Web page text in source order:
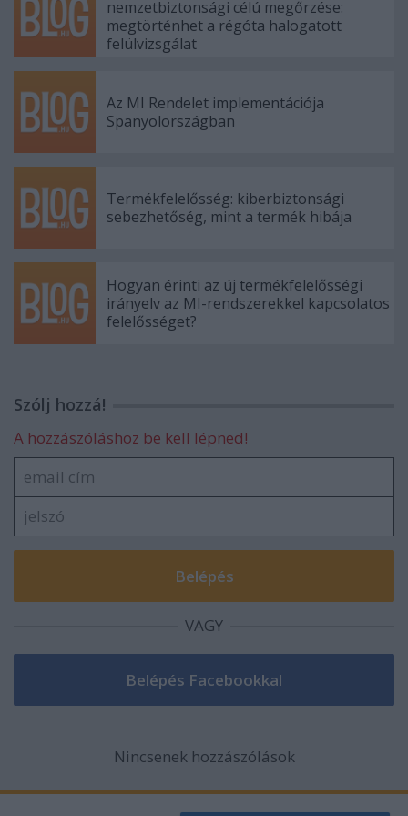
nemzetbiztonsági célú megőrzése:
megtörténhet a régóta halogatott
felülvizsgálat
Az MI Rendelet implementációja
Spanyolországban
Termékfelelősség: kiberbiztonsági
sebezhetőség, mint a termék hibája
Hogyan érinti az új termékfelelősségi
irányelv az MI-rendszerekkel kapcsolatos
felelősséget?
Szólj hozzá!
A hozzászóláshoz be kell lépned!
VAGY
Nincsenek hozzászólások